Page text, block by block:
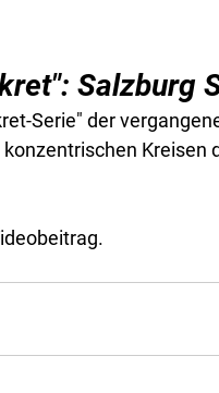
Salzburg
Serie" der